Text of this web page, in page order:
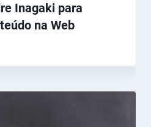
Inagaki para
na Web